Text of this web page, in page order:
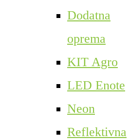
Dodatna
oprema
KIT Agro
LED Enote
Neon
Reflektivna